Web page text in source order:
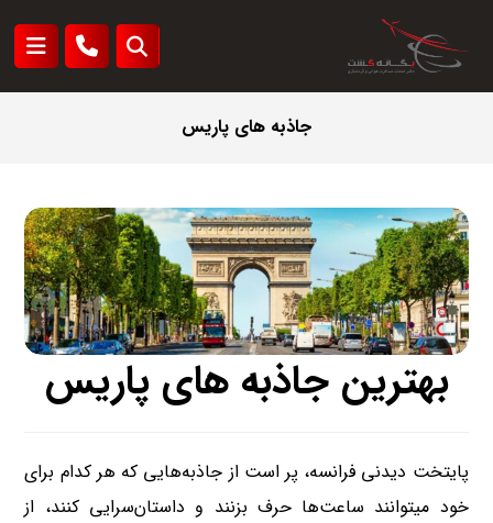
جاذبه های پاریس
بهترین جاذبه های پاریس
پایتخت دیدنی فرانسه، پر است از جاذبه‌هایی که هر کدام برای
خود میتوانند ساعت‌ها حرف بزنند و داستان‌سرایی کنند، از